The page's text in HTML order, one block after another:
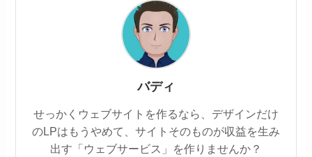
バディ
せっかくウェブサイトを作るなら、デザインだけ
のLPはもうやめて、サイトそのものが収益を生み
出す「ウェブサービス」を作りませんか？